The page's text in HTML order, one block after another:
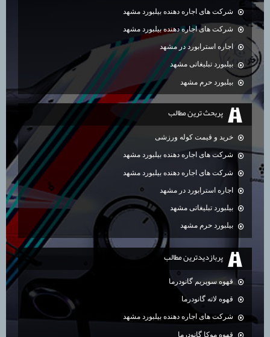
شرکت های اجاره دهنده بیلبورد مشهد
شرکت های اجاره دهنده بیلبورد مشهد
اجاره استرابورد در مشهد
بیلبورد تبلیغاتی مشهد
بیلبورد حرم مشهد
پربحث ترين مطالب
خرید و قیمت کوله ورزشی
شرکت های اجاره دهنده بیلبورد مشهد
شرکت های اجاره دهنده بیلبورد مشهد
اجاره استرابورد در مشهد
بیلبورد تبلیغاتی مشهد
بیلبورد حرم مشهد
پربازديدترين مطالب
قهوه سوپریم گانودرما
قهوه لاته گانودرما
شرکت های اجاره دهنده بیلبورد مشهد
قهوه موکا گانودرما